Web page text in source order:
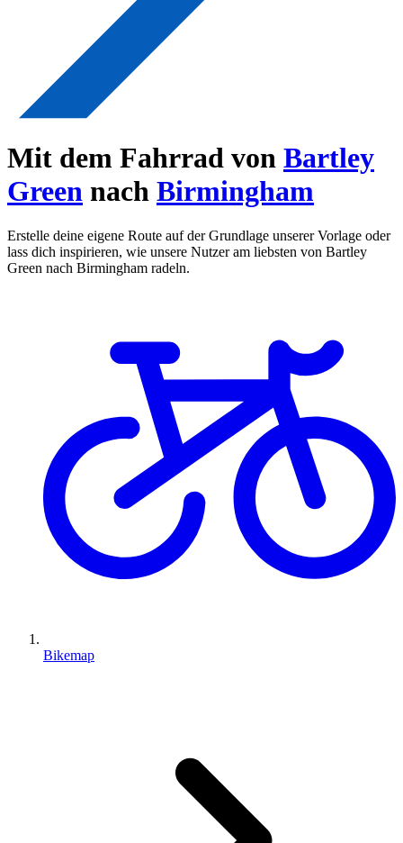
Mit dem Fahrrad von Bartley
Green nach Birmingham
Erstelle deine eigene Route auf der Grundlage unserer Vorlage oder
lass dich inspirieren, wie unsere Nutzer am liebsten von Bartley
Green nach Birmingham radeln.
Bikemap